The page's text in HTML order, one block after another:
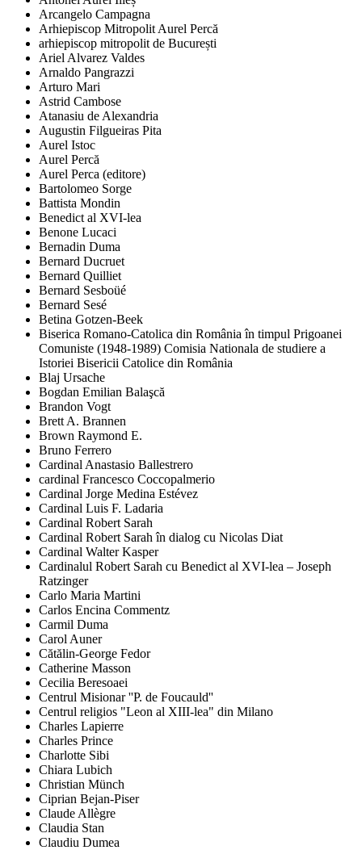
Arcangelo Campagna
Arhiepiscop Mitropolit Aurel Percă
arhiepiscop mitropolit de București
Ariel Alvarez Valdes
Arnaldo Pangrazzi
Arturo Mari
Astrid Cambose
Atanasiu de Alexandria
Augustin Filgueiras Pita
Aurel Istoc
Aurel Percă
Aurel Perca (editore)
Bartolomeo Sorge
Battista Mondin
Benedict al XVI-lea
Benone Lucaci
Bernadin Duma
Bernard Ducruet
Bernard Quilliet
Bernard Sesboüé
Bernard Sesé
Betina Gotzen-Beek
Biserica Romano-Catolica din România în timpul Prigoanei
Comuniste (1948-1989) Comisia Nationala de studiere a
Istoriei Bisericii Catolice din România
Blaj Ursache
Bogdan Emilian Balaşcă
Brandon Vogt
Brett A. Brannen
Brown Raymond E.
Bruno Ferrero
Cardinal Anastasio Ballestrero
cardinal Francesco Coccopalmerio
Cardinal Jorge Medina Estévez
Cardinal Luis F. Ladaria
Cardinal Robert Sarah
Cardinal Robert Sarah în dialog cu Nicolas Diat
Cardinal Walter Kasper
Cardinalul Robert Sarah cu Benedict al XVI-lea – Joseph
Ratzinger
Carlo Maria Martini
Carlos Encina Commentz
Carmil Duma
Carol Auner
Cătălin-George Fedor
Catherine Masson
Cecilia Beresoaei
Centrul Misionar ''P. de Foucauld''
Centrul religios "Leon al XIII-lea" din Milano
Charles Lapierre
Charles Prince
Charlotte Sibi
Chiara Lubich
Christian Münch
Ciprian Bejan-Piser
Claude Allègre
Claudia Stan
Claudiu Dumea